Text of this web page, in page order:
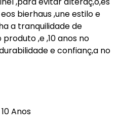
bierhaus ,une estilo e
a tranquilidade de
,e ,10 anos no
e confianç,a no
10 Anos